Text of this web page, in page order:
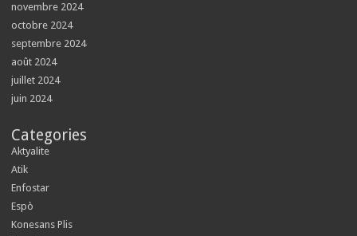
novembre 2024
octobre 2024
septembre 2024
août 2024
juillet 2024
juin 2024
Categories
Aktyalite
Atik
Enfostar
Espò
Konesans Plis